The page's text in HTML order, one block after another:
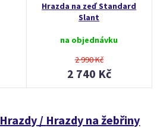
Hrazda na zeď Standard
Slant
na objednávku
2 990 Kč
2 740 Kč
Hrazdy / Hrazdy na žebřiny